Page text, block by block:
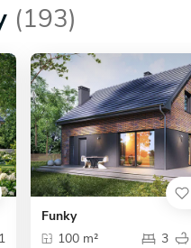
(193)
1
Funky
100 m²
3